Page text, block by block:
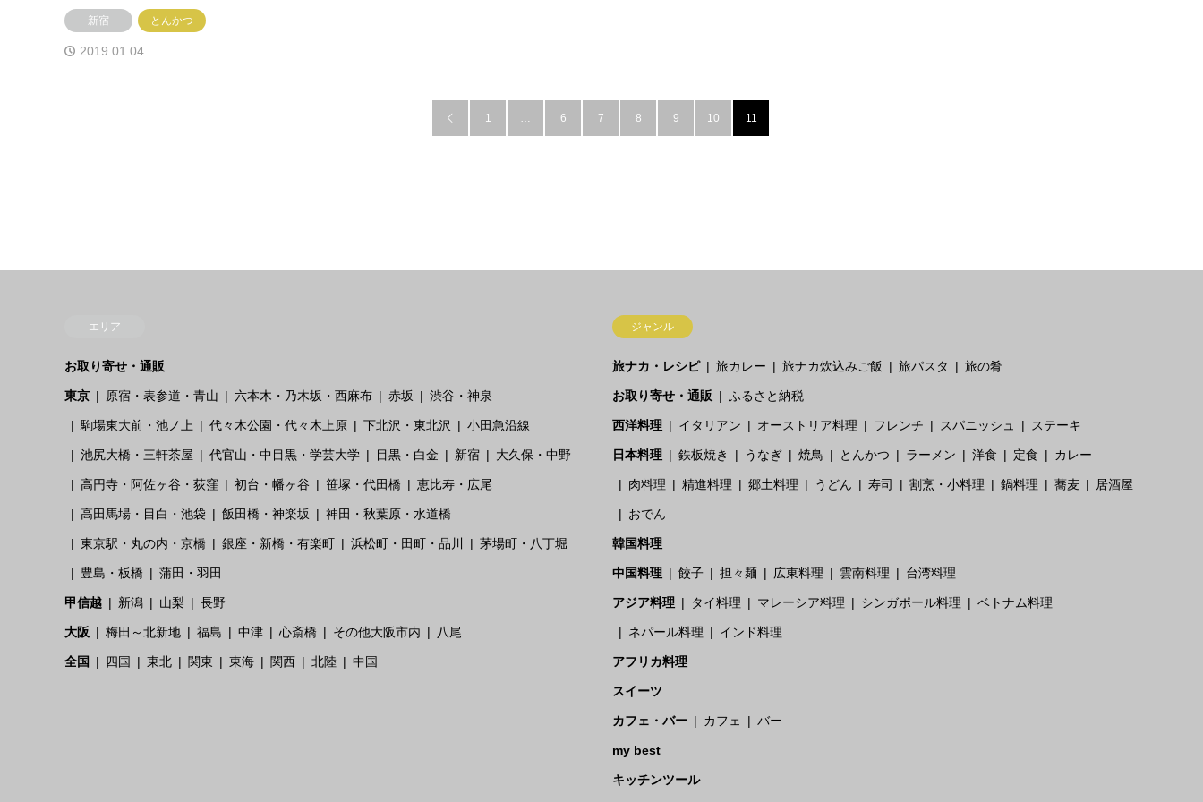
新宿 とんかつ
2019.01.04
 1 … 6 7 8 9 10 11
エリア
お取り寄せ・通販
東京 原宿・表参道・青山 六本木・乃木坂・西麻布 赤坂 渋谷・神泉
駒場東大前・池ノ上 代々木公園・代々木上原 下北沢・東北沢 小田急沿線
池尻大橋・三軒茶屋 代官山・中目黒・学芸大学 目黒・白金 新宿 大久保・中野
高円寺・阿佐ヶ谷・荻窪 初台・幡ヶ谷 笹塚・代田橋 恵比寿・広尾
高田馬場・目白・池袋 飯田橋・神楽坂 神田・秋葉原・水道橋
東京駅・丸の内・京橋 銀座・新橋・有楽町 浜松町・田町・品川 茅場町・八丁堀
豊島・板橋 蒲田・羽田
甲信越 新潟 山梨 長野
大阪 梅田～北新地 福島 中津 心斎橋 その他大阪市内 八尾
全国 四国 東北 関東 東海 関西 北陸 中国
ジャンル
旅ナカ・レシピ 旅カレー 旅ナカ炊込みご飯 旅パスタ 旅の肴
お取り寄せ・通販 ふるさと納税
西洋料理 イタリアン オーストリア料理 フレンチ スパニッシュ ステーキ
日本料理 鉄板焼き うなぎ 焼鳥 とんかつ ラーメン 洋食 定食 カレー
肉料理 精進料理 郷土料理 うどん 寿司 割烹・小料理 鍋料理 蕎麦 居酒屋
おでん
韓国料理
中国料理 餃子 担々麺 広東料理 雲南料理 台湾料理
アジア料理 タイ料理 マレーシア料理 シンガポール料理 ベトナム料理
ネパール料理 インド料理
アフリカ料理
スイーツ
カフェ・バー カフェ バー
my best
キッチンツール